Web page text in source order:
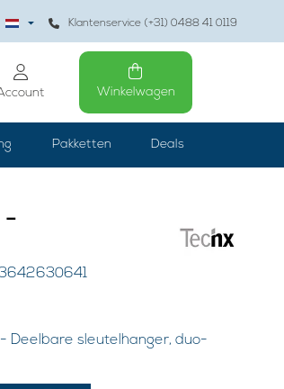
Klantenservice (+31) 0488 41 0119
Winkelwagen
Pakketten Deals
-
Deelbare sleutelhanger, duo-